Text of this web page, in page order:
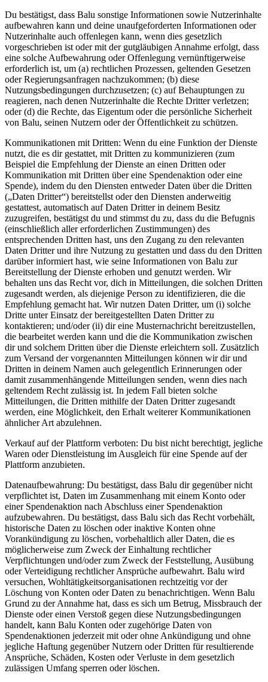
Du bestätigst, dass Balu sonstige Informationen sowie Nutzerinhalte
aufbewahren kann und deine unaufgeforderten Informationen oder
Nutzerinhalte auch offenlegen kann, wenn dies gesetzlich
vorgeschrieben ist oder mit der gutgläubigen Annahme erfolgt, dass
eine solche Aufbewahrung oder Offenlegung vernünftigerweise
erforderlich ist, um (a) rechtlichen Prozessen, geltenden Gesetzen
oder Regierungsanfragen nachzukommen; (b) diese
Nutzungsbedingungen durchzusetzen; (c) auf Behauptungen zu
reagieren, nach denen Nutzerinhalte die Rechte Dritter verletzen;
oder (d) die Rechte, das Eigentum oder die persönliche Sicherheit
von Balu, seinen Nutzern oder der Öffentlichkeit zu schützen.
Kommunikationen mit Dritten: Wenn du eine Funktion der Dienste
nutzt, die es dir gestattet, mit Dritten zu kommunizieren (zum
Beispiel die Empfehlung der Dienste an einen Dritten oder
Kommunikation mit Dritten über eine Spendenaktion oder eine
Spende), indem du den Diensten entweder Daten über die Dritten
(„Daten Dritter“) bereitstellst oder den Diensten anderweitig
gestattest, automatisch auf Daten Dritter in deinem Besitz
zuzugreifen, bestätigst du und stimmst du zu, dass du die Befugnis
(einschließlich aller erforderlichen Zustimmungen) des
entsprechenden Dritten hast, uns den Zugang zu den relevanten
Daten Dritter und ihre Nutzung zu gestatten und dass du den Dritten
darüber informiert hast, wie seine Informationen von Balu zur
Bereitstellung der Dienste erhoben und genutzt werden. Wir
behalten uns das Recht vor, dich in Mitteilungen, die solchen Dritten
zugesandt werden, als diejenige Person zu identifizieren, die die
Empfehlung gemacht hat. Wir nutzen Daten Dritter, um (i) solche
Dritte unter Einsatz der bereitgestellten Daten Dritter zu
kontaktieren; und/oder (ii) dir eine Musternachricht bereitzustellen,
die bearbeitet werden kann und die die Kommunikation zwischen
dir und solchem Dritten über die Dienste erleichtern soll. Zusätzlich
zum Versand der vorgenannten Mitteilungen können wir dir und
Dritten in deinem Namen auch gelegentlich Erinnerungen oder
damit zusammenhängende Mitteilungen senden, wenn dies nach
geltendem Recht zulässig ist. In jedem Fall bieten solche
Mitteilungen, die Dritten mithilfe der Daten Dritter zugesandt
werden, eine Möglichkeit, den Erhalt weiterer Kommunikationen
ähnlicher Art abzulehnen.
Verkauf auf der Plattform verboten: Du bist nicht berechtigt, jegliche
Waren oder Dienstleistung im Ausgleich für eine Spende auf der
Plattform anzubieten.
Datenaufbewahrung: Du bestätigst, dass Balu dir gegenüber nicht
verpflichtet ist, Daten im Zusammenhang mit einem Konto oder
einer Spendenaktion nach Abschluss einer Spendenaktion
aufzubewahren. Du bestätigst, dass Balu sich das Recht vorbehält,
historische Daten zu löschen oder inaktive Konten ohne
Vorankündigung zu löschen, vorbehaltlich aller Daten, die es
möglicherweise zum Zweck der Einhaltung rechtlicher
Verpflichtungen und/oder zum Zweck der Feststellung, Ausübung
oder Verteidigung rechtlicher Ansprüche aufbewahrt. Balu wird
versuchen, Wohltätigkeitsorganisationen rechtzeitig vor der
Löschung von Konten oder Daten zu benachrichtigen. Wenn Balu
Grund zu der Annahme hat, dass es sich um Betrug, Missbrauch der
Dienste oder einen Verstoß gegen diese Nutzungsbedingungen
handelt, kann Balu Konten oder zugehörige Daten von
Spendenaktionen jederzeit mit oder ohne Ankündigung und ohne
jegliche Haftung gegenüber Nutzern oder Dritten für resultierende
Ansprüche, Schäden, Kosten oder Verluste in dem gesetzlich
zulässigen Umfang sperren oder löschen.